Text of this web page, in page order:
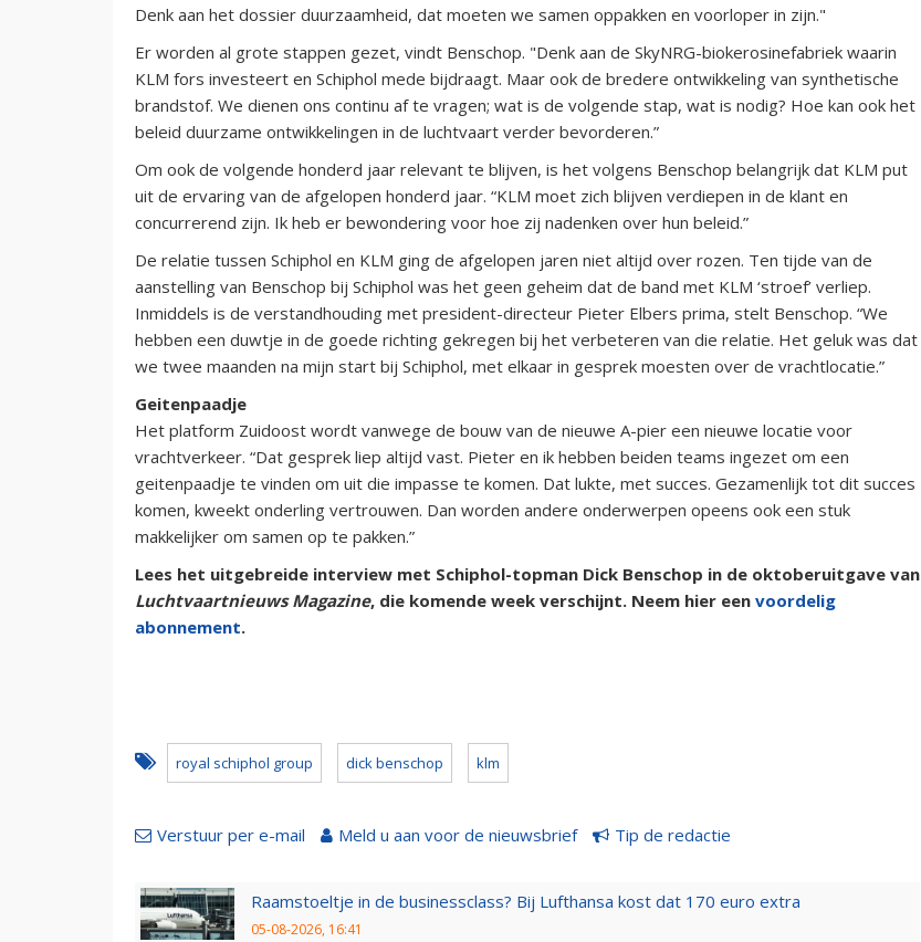
Denk aan het dossier duurzaamheid, dat moeten we samen oppakken en voorloper in zijn."
Er worden al grote stappen gezet, vindt Benschop. "Denk aan de SkyNRG-biokerosinefabriek waarin
KLM fors investeert en Schiphol mede bijdraagt. Maar ook de bredere ontwikkeling van synthetische
brandstof. We dienen ons continu af te vragen; wat is de volgende stap, wat is nodig? Hoe kan ook het
beleid duurzame ontwikkelingen in de luchtvaart verder bevorderen.”
Om ook de volgende honderd jaar relevant te blijven, is het volgens Benschop belangrijk dat KLM put
uit de ervaring van de afgelopen honderd jaar. “KLM moet zich blijven verdiepen in de klant en
concurrerend zijn. Ik heb er bewondering voor hoe zij nadenken over hun beleid.”
De relatie tussen Schiphol en KLM ging de afgelopen jaren niet altijd over rozen. Ten tijde van de
aanstelling van Benschop bij Schiphol was het geen geheim dat de band met KLM ‘stroef’ verliep.
Inmiddels is de verstandhouding met president-directeur Pieter Elbers prima, stelt Benschop. “We
hebben een duwtje in de goede richting gekregen bij het verbeteren van die relatie. Het geluk was dat
we twee maanden na mijn start bij Schiphol, met elkaar in gesprek moesten over de vrachtlocatie.”
Geitenpaadje
Het platform Zuidoost wordt vanwege de bouw van de nieuwe A-pier een nieuwe locatie voor
vrachtverkeer. “Dat gesprek liep altijd vast. Pieter en ik hebben beiden teams ingezet om een
geitenpaadje te vinden om uit die impasse te komen. Dat lukte, met succes. Gezamenlijk tot dit succes
komen, kweekt onderling vertrouwen. Dan worden andere onderwerpen opeens ook een stuk
makkelijker om samen op te pakken.”
Lees het uitgebreide interview met Schiphol-topman Dick Benschop in de oktoberuitgave van
Luchtvaartnieuws Magazine, die komende week verschijnt. Neem hier een voordelig
abonnement.
royal schiphol group dick benschop klm
Verstuur per e-mail Meld u aan voor de nieuwsbrief Tip de redactie
Raamstoeltje in de businessclass? Bij Lufthansa kost dat 170 euro extra
05-08-2026, 16:41